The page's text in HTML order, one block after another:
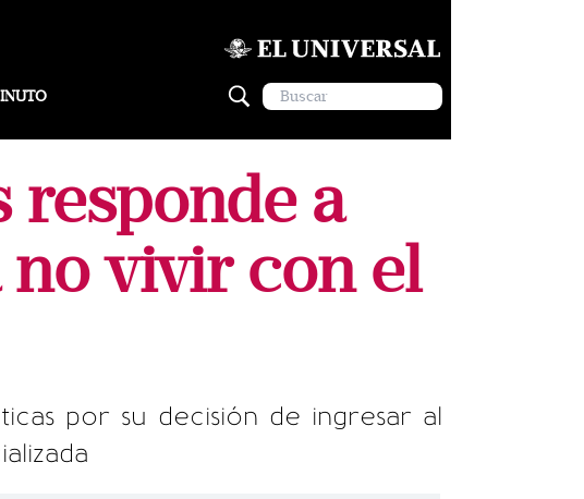
responde a
vivir con el
por su decisión de ingresar al